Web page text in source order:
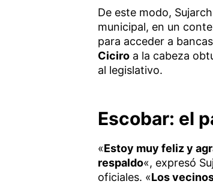
De este modo,
municipal, en un
para acceder a
Ciciroa la cabeza
al legislativo.
Escobar: el
«Estoy muy feliz y
respaldo«, expresó
oficiales. «Los